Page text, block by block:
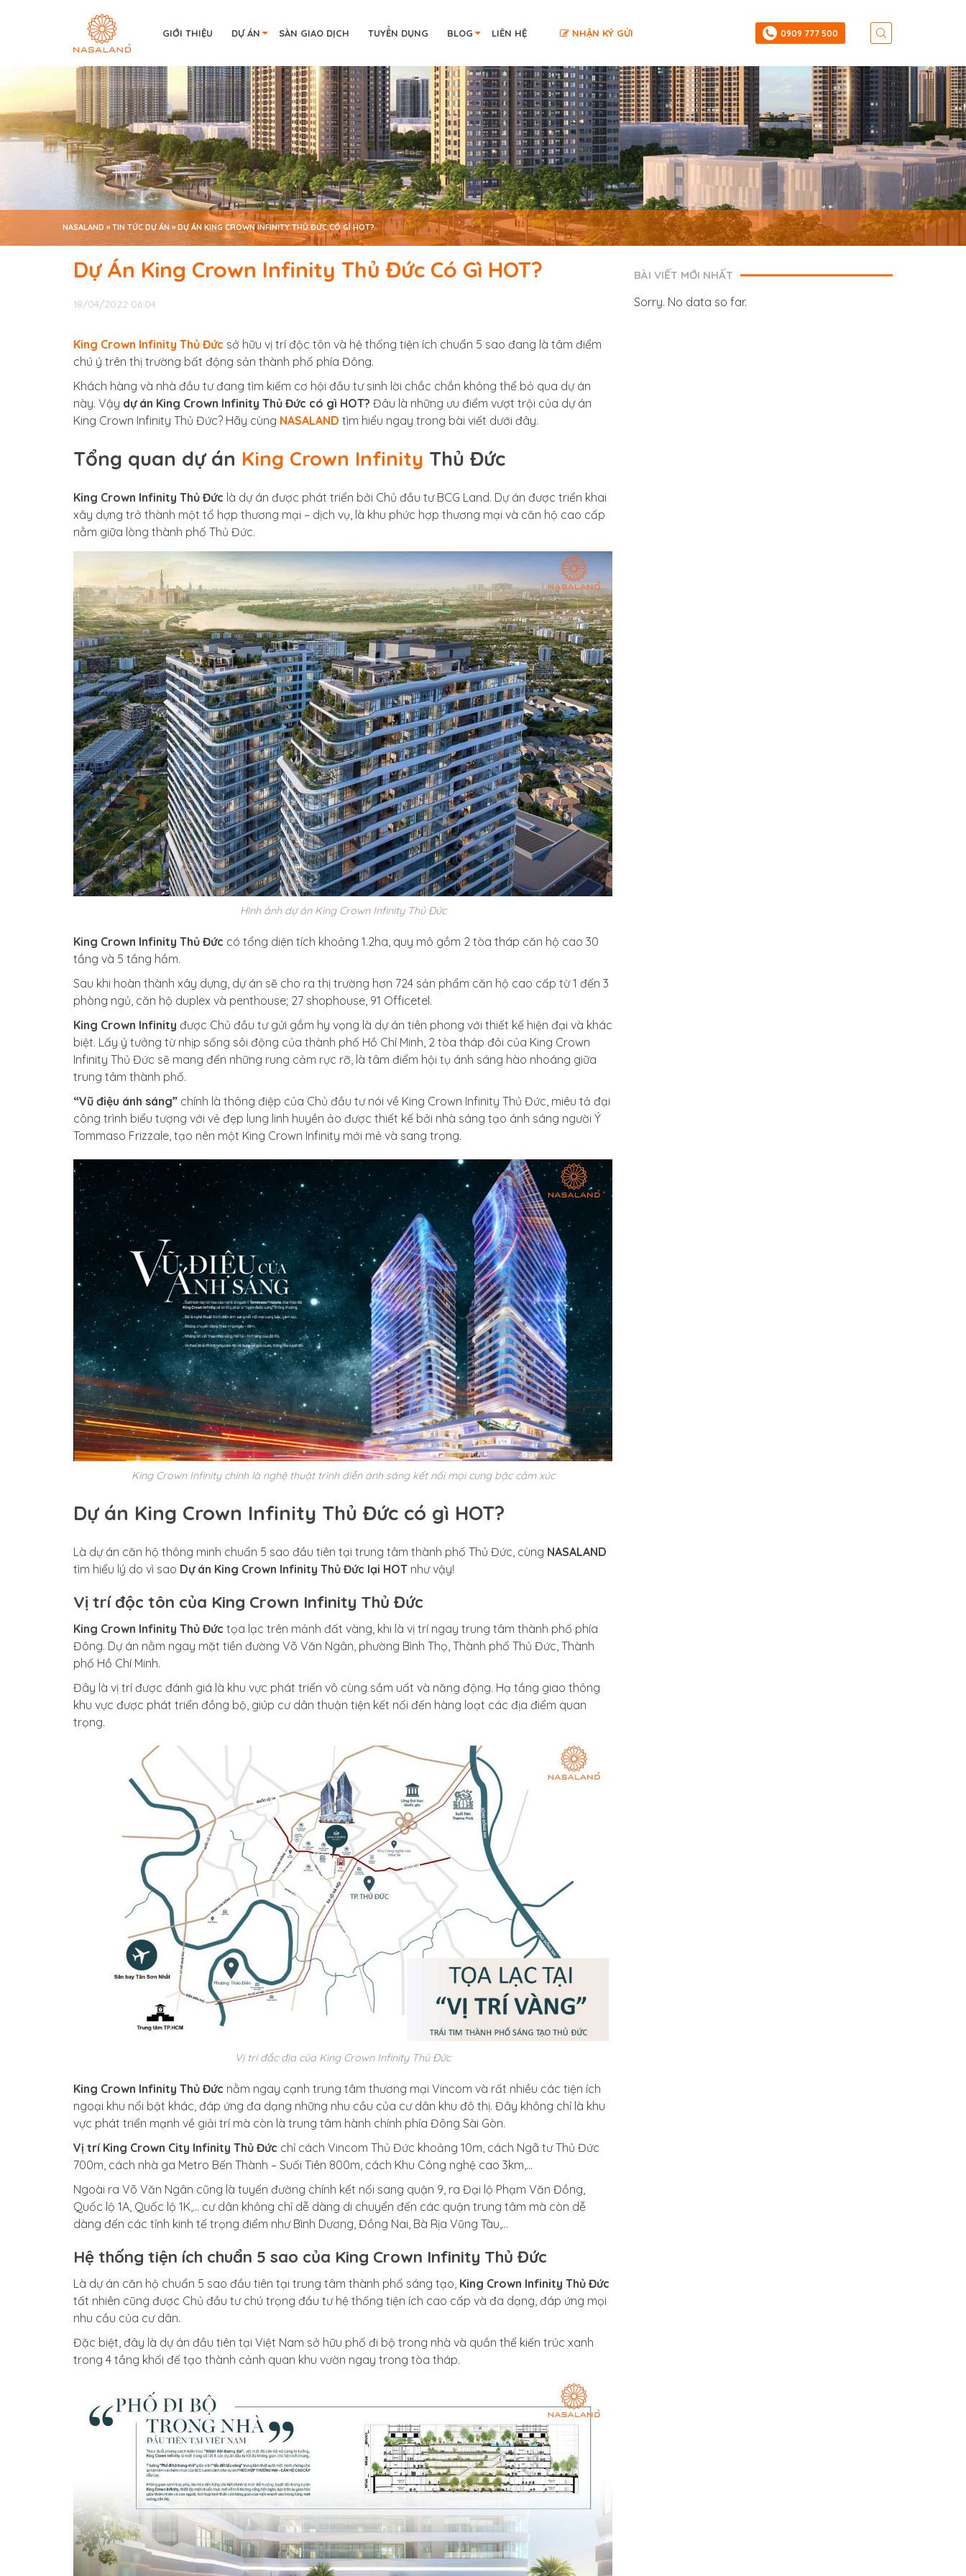
GIỚI THIỆU DỰ ÁN SÀN GIAO DỊCH TUYỂN DỤNG BLOG LIÊN HỆ NHẬN KÝ GỬI ‎0909 777 500
NASALAND »TIN TỨC DỰ ÁN »DỰ ÁN KING CROWN INFINITY THỦ ĐỨC CÓ GÌ HOT?
Dự Án King Crown Infinity Thủ Đức Có Gì HOT?
18/04/2022 06:04
King Crown Infinity Thủ Đức sở hữu vị trí độc tôn và hệ thống tiện ích chuẩn 5 sao đang là tâm điểm
chú ý trên thị trường bất động sản thành phố phía Đông.
Khách hàng và nhà đầu tư đang tìm kiếm cơ hội đầu tư sinh lời chắc chắn không thể bỏ qua dự án
này. Vậy dự án King Crown Infinity Thủ Đức có gì HOT? Đâu là những ưu điểm vượt trội của dự án
King Crown Infinity Thủ Đức? Hãy cùng NASALAND tìm hiểu ngay trong bài viết dưới đây.
Tổng quan dự án King Crown Infinity Thủ Đức
King Crown Infinity Thủ Đức là dự án được phát triển bởi Chủ đầu tư BCG Land. Dự án được triển khai
xây dựng trở thành một tổ hợp thương mại – dịch vụ, là khu phức hợp thương mại và căn hộ cao cấp
nằm giữa lòng thành phố Thủ Đức.
Hình ảnh dự án King Crown Infinity Thủ Đức
King Crown Infinity Thủ Đức có tổng diện tích khoảng 1.2ha, quy mô gồm 2 tòa tháp căn hộ cao 30
tầng và 5 tầng hầm.
Sau khi hoàn thành xây dựng, dự án sẽ cho ra thị trường hơn 724 sản phẩm căn hộ cao cấp từ 1 đến 3
phòng ngủ, căn hộ duplex và penthouse; 27 shophouse, 91 Officetel.
King Crown Infinity được Chủ đầu tư gửi gắm hy vọng là dự án tiên phong với thiết kế hiện đại và khác
biệt. Lấy ý tưởng từ nhịp sống sôi động của thành phố Hồ Chí Minh, 2 tòa tháp đôi của King Crown
Infinity Thủ Đức sẽ mang đến những rung cảm rực rỡ, là tâm điểm hội tụ ánh sáng hào nhoáng giữa
trung tâm thành phố.
“Vũ điệu ánh sáng” chính là thông điệp của Chủ đầu tư nói về King Crown Infinity Thủ Đức, miêu tả đại
công trình biểu tượng với vẻ đẹp lung linh huyền ảo được thiết kế bởi nhà sáng tạo ánh sáng người Ý
Tommaso Frizzale, tạo nên một King Crown Infinity mới mẻ và sang trọng.
King Crown Infinity chính là nghệ thuật trình diễn ánh sáng kết nối mọi cung bậc cảm xúc
Dự án King Crown Infinity Thủ Đức có gì HOT?
Là dự án căn hộ thông minh chuẩn 5 sao đầu tiên tại trung tâm thành phố Thủ Đức, cùng NASALAND
tìm hiểu lý do vì sao Dự án King Crown Infinity Thủ Đức lại HOT như vậy!
Vị trí độc tôn của King Crown Infinity Thủ Đức
King Crown Infinity Thủ Đức tọa lạc trên mảnh đất vàng, khi là vị trí ngay trung tâm thành phố phía
Đông. Dự án nằm ngay mặt tiền đường Võ Văn Ngân, phường Bình Thọ, Thành phố Thủ Đức, Thành
phố Hồ Chí Minh.
Đây là vị trí được đánh giá là khu vực phát triển vô cùng sầm uất và năng động. Hạ tầng giao thông
khu vực được phát triển đồng bộ, giúp cư dân thuận tiện kết nối đến hàng loạt các địa điểm quan
trọng.
Vị trí đắc địa của King Crown Infinity Thủ Đức
King Crown Infinity Thủ Đức nằm ngay cạnh trung tâm thương mại Vincom và rất nhiều các tiện ích
ngoại khu nổi bật khác, đáp ứng đa dạng những nhu cầu của cư dân khu đô thị. Đây không chỉ là khu
vực phát triển mạnh về giải trí mà còn là trung tâm hành chính phía Đông Sài Gòn.
Vị trí King Crown City Infinity Thủ Đức chỉ cách Vincom Thủ Đức khoảng 10m, cách Ngã tư Thủ Đức
700m, cách nhà ga Metro Bến Thành – Suối Tiên 800m, cách Khu Công nghệ cao 3km,…
Ngoài ra Võ Văn Ngân cũng là tuyến đường chính kết nối sang quận 9, ra Đại lộ Phạm Văn Đồng,
Quốc lộ 1A, Quốc lộ 1K,… cư dân không chỉ dễ dàng di chuyển đến các quận trung tâm mà còn dễ
dàng đến các tỉnh kinh tế trọng điểm như Bình Dương, Đồng Nai, Bà Rịa Vũng Tàu,…
Hệ thống tiện ích chuẩn 5 sao của King Crown Infinity Thủ Đức
Là dự án căn hộ chuẩn 5 sao đầu tiên tại trung tâm thành phố sáng tạo, King Crown Infinity Thủ Đức
tất nhiên cũng được Chủ đầu tư chú trọng đầu tư hệ thống tiện ích cao cấp và đa dạng, đáp ứng mọi
nhu cầu của cư dân.
Đặc biệt, đây là dự án đầu tiên tại Việt Nam sở hữu phố đi bộ trong nhà và quần thể kiến trúc xanh
trong 4 tầng khối đế tạo thành cảnh quan khu vườn ngay trong tòa tháp.
BÀI VIẾT MỚI NHẤT
Sorry. No data so far.